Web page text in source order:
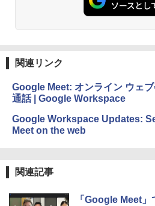
関連リンク
Google Meet: オンライン ウェ
通話 | Google Workspace
Google Workspace Updates:
Meet on the web
関連記事
「Google Meet